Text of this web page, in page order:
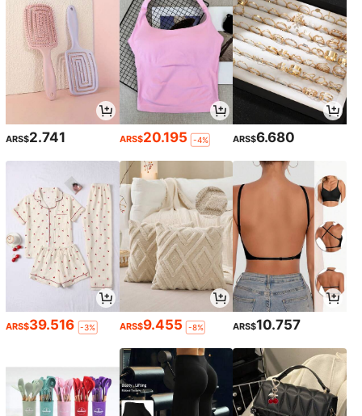
ARS$2.741 ARS$20.195 -4% ARS$6.680
ARS$39.516 -3% ARS$9.455 -8% ARS$10.757